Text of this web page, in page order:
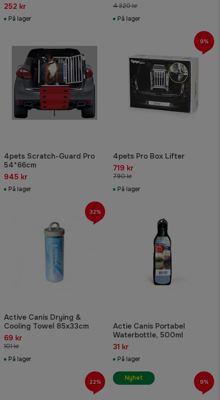
252 kr
På lager
4 320 kr
På lager
4pets Scratch-Guard Pro
54*66cm
945 kr
På lager
4pets Pro Box Lifter
719 kr
790 kr
På lager
9%
Active Canis Drying &
Cooling Towel 85x33cm
69 kr
101 kr
På lager
32%
Actie Canis Portabel
Waterbottle, 500ml
31 kr
På lager
22% Nyhet 9%